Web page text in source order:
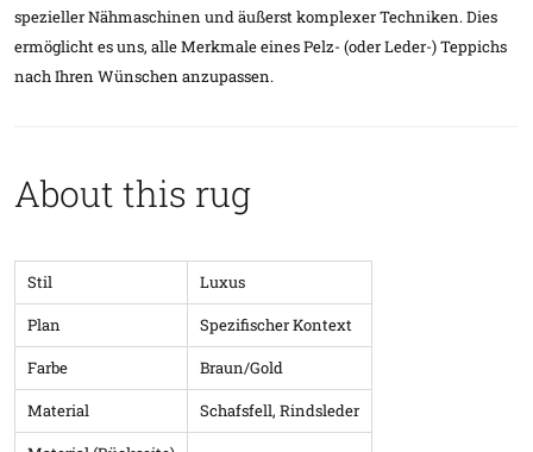
spezieller Nähmaschinen und äußerst komplexer Techniken. Dies
ermöglicht es uns, alle Merkmale eines Pelz- (oder Leder-) Teppichs
nach Ihren Wünschen anzupassen.
About this rug
Stil
Luxus
Plan
Spezifischer Kontext
Farbe
Braun/Gold
Material
Schafsfell, Rindsleder